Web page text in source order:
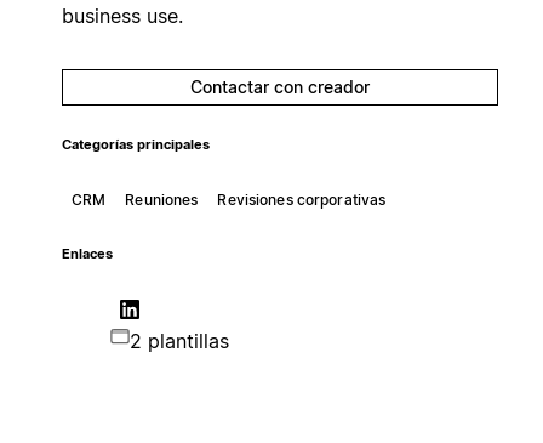
business use.
Contactar con creador
Categorías principales
CRM Reuniones Revisiones corporativas
Enlaces
2 plantillas